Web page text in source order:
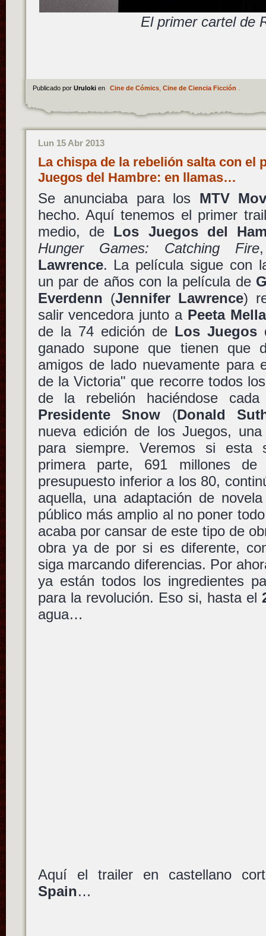
El primer cartel de
Publicado por Uruloki en Cine de Cómics, Cine de Ciencia Ficción
Lun 15 Abr 2013
La chispa de la rebelión salta con el
Juegos del Hambre: en llamas…
Se anunciaba para los MTV
hecho. Aquí tenemos el primer
medio, de Los Juegos del
Hunger Games: Catching Fire
Lawrence. La película sigue con
un par de años con la película de
Everdenn (Jennifer Lawrence)
salir vencedora junto a Peeta
de la 74 edición de Los Juegos
ganado supone que tienen que
amigos de lado nuevamente para
de la Victoria" que recorre todos
de la rebelión haciéndose
Presidente Snow (Donald
nueva edición de los Juegos,
para siempre. Veremos si esta
primera parte, 691 millones de
presupuesto inferior a los 80,
aquella, una adaptación de
público más amplio al no poner
acaba por cansar de este tipo de
obra ya de por si es diferente,
siga marcando diferencias. Por
ya están todos los ingredientes
para la revolución. Eso si, hasta el
agua…
Aquí el trailer en castellano
Spain…